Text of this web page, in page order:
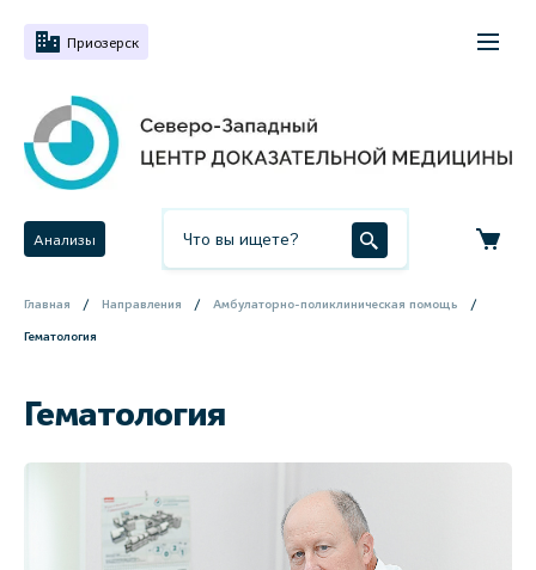
Приозерск
Анализы
Главная Направления Амбулаторно-поликлиническая помощь
Гематология
Гематология